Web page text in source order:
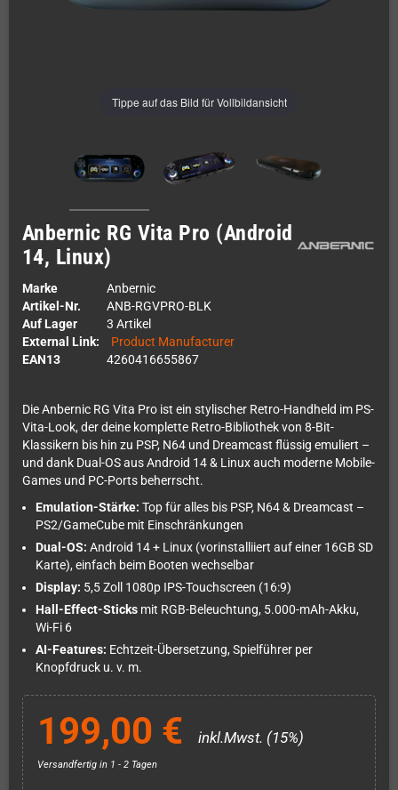
Tippe auf das Bild für Vollbildansicht
Anbernic RG Vita Pro (Android
14, Linux)
Marke
Anbernic
Artikel-Nr.
ANB-RGVPRO-BLK
Auf Lager
3 Artikel
External Link:
Product Manufacturer
EAN13
4260416655867
Die Anbernic RG Vita Pro ist ein stylischer Retro-Handheld im PS-
Vita-Look, der deine komplette Retro-Bibliothek von 8-Bit-
Klassikern bis hin zu PSP, N64 und Dreamcast flüssig emuliert –
und dank Dual-OS aus Android 14 & Linux auch moderne Mobile-
Games und PC-Ports beherrscht.
Emulation-Stärke: Top für alles bis PSP, N64 & Dreamcast –
PS2/GameCube mit Einschränkungen
Dual-OS: Android 14 + Linux (vorinstalliiert auf einer 16GB SD
Karte), einfach beim Booten wechselbar
Display: 5,5 Zoll 1080p IPS-Touchscreen (16:9)
Hall-Effect-Sticks mit RGB-Beleuchtung, 5.000-mAh-Akku,
Wi-Fi 6
AI-Features: Echtzeit-Übersetzung, Spielführer per
Knopfdruck u. v. m.
199,00 € inkl.Mwst. (15%)
Versandfertig in 1 - 2 Tagen